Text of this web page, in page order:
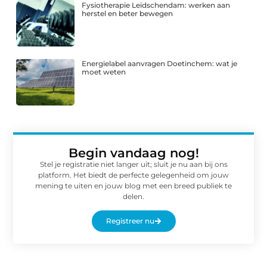
Fysiotherapie Leidschendam: werken aan
herstel en beter bewegen
Energielabel aanvragen Doetinchem: wat je
moet weten
Begin vandaag nog!
Stel je registratie niet langer uit; sluit je nu aan bij ons
platform. Het biedt de perfecte gelegenheid om jouw
mening te uiten en jouw blog met een breed publiek te
delen.
Registreer nu